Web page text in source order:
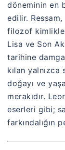
döneminin en
edilir.
filozof
Lisa ve Son
tarihine
kılan
doğayı ve
merakıdır.
eserleri gibi;
farkındalığın